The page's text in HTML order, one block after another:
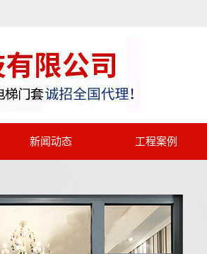
新闻动态
公司新闻
工程案例
一级案例